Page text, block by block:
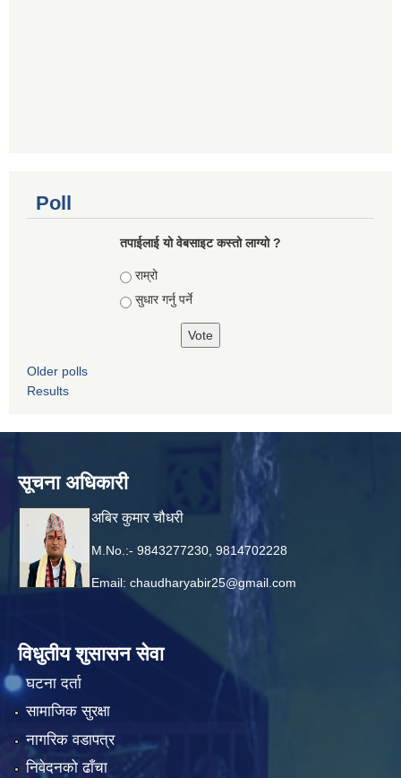
Poll
तपाई‌लाई यो वेबसाइट कस्तो लाग्यो ?
Choices
राम्रो
सुधार गर्नु पर्ने
Older polls
Results
सूचना अधिकारी
अबिर कुमार चौधरी
M.No.:- 9843277230, 9814702228
Email: chaudharyabir25@gmail.com
विधुतीय शुसासन सेवा
घटना दर्ता
सामाजिक सुरक्षा
नागरिक वडापत्र
निवेदनको ढाँचा